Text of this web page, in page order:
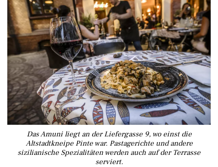
Das Amuni liegt an der Liefergasse 9, wo einst die
Altstadtkneipe Pinte war. Pastagerichte und andere
sizilianische Spezialitäten werden auch auf der Terrasse
serviert.